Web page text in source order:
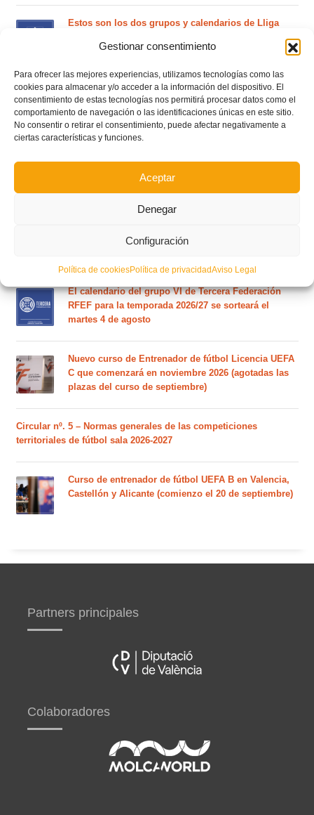
Gestionar consentimiento
Para ofrecer las mejores experiencias, utilizamos tecnologías como las
cookies para almacenar y/o acceder a la información del dispositivo. El
consentimiento de estas tecnologías nos permitirá procesar datos como el
comportamiento de navegación o las identificaciones únicas en este sitio.
No consentir o retirar el consentimiento, puede afectar negativamente a
ciertas características y funciones.
Aceptar
Denegar
Configuración
Política de cookiesPolítica de privacidadAviso Legal
Estos son los dos grupos y calendarios de Lliga
Circular nº. 7 – IV Supercopa Comunitat FFCV Futsal
Circular nº. 6 – Fase Autonómica de la Copa Federación
Este es el grupo VI y calendario de Tercera
Federación RFEF para la temporada 2026/2027
fútbol sala de la temporada 2026/2027
El calendario del grupo VI de Tercera Federación
RFEF para la temporada 2026/27 se sorteará el
martes 4 de agosto
Nuevo curso de Entrenador de fútbol Licencia UEFA
C que comenzará en noviembre 2026 (agotadas las
plazas del curso de septiembre)
Circular nº. 5 – Normas generales de las competiciones
territoriales de fútbol sala 2026-2027
Curso de entrenador de fútbol UEFA B en Valencia,
Castellón y Alicante (comienzo el 20 de septiembre)
Partners principales
Colaboradores